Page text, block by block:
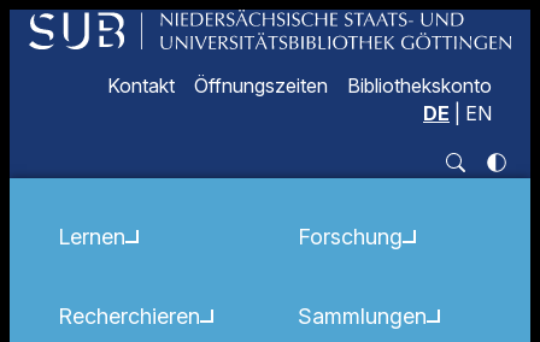
Kontakt Öffnungszeiten
Bibliothekskonto
DE
EN
Lernen
Recherchieren
Forschung
Sammlungen